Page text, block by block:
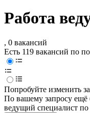
Работа
, 0 вакансий
Есть 119 вакансий по
Попробуйте изменить
По вашему запросу ещё
ведущий специалист по